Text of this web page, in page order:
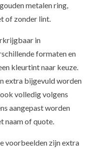
metalen ring,
of zonder lint.
in
formaten en
kleurtint naar keuze.
extra bijgevuld worden
volledig volgens
aangepast worden
naam of quote.
voorbeelden zijn extra